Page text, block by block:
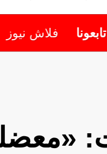
نيوز